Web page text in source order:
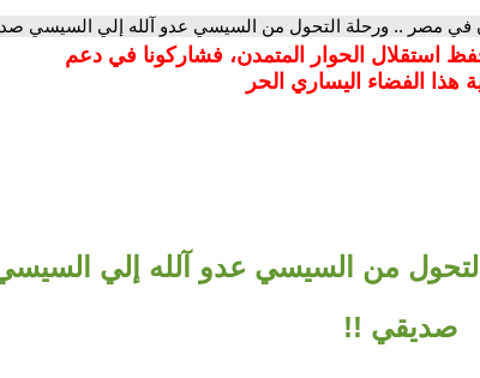
في مصر .. ورحلة التحول من السيسي عدو آلله إلي السيسي
استقلال الحوار المتمدن، فشاركونا في دعم
هذا الفضاء اليساري الحر
من السيسي عدو آلله إلي
صديقي !!